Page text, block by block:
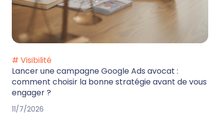
# Visibilité
Lancer une campagne Google Ads avocat :
comment choisir la bonne stratégie avant de vous
engager ?
11/7/2026